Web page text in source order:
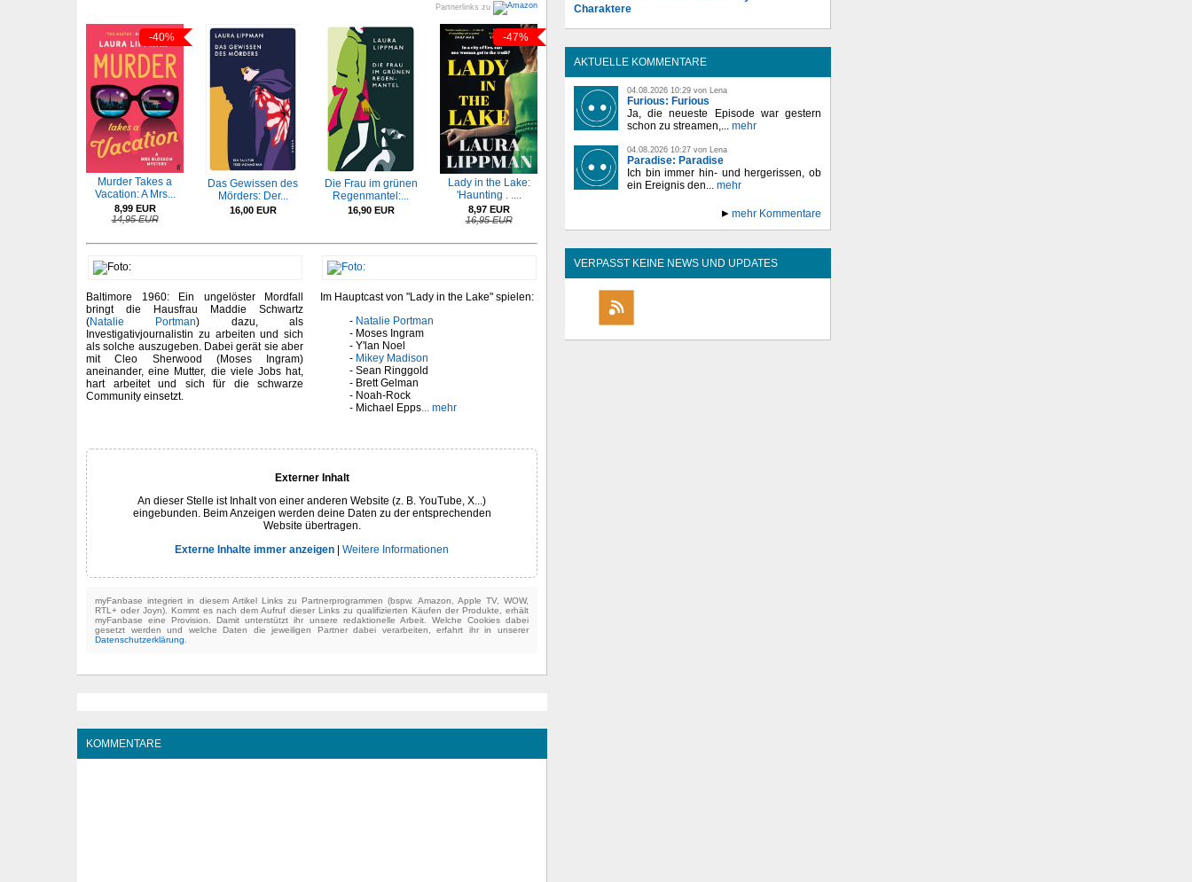
Partnerlinks zu
-40%
Murder Takes a
Vacation: A Mrs...
8,99 EUR
14,95 EUR
Das Gewissen des
Mörders: Der...
16,00 EUR
Die Frau im grünen
Regenmantel:...
16,90 EUR
-47%
Lady in the Lake:
'Haunting . ....
8,97 EUR
16,95 EUR
Baltimore 1960: Ein ungelöster Mordfall
bringt die Hausfrau Maddie Schwartz
(Natalie Portman) dazu, als
Investigativjournalistin zu arbeiten und sich
als solche auszugeben. Dabei gerät sie aber
mit Cleo Sherwood (Moses Ingram)
aneinander, eine Mutter, die viele Jobs hat,
hart arbeitet und sich für die schwarze
Community einsetzt.
Im Hauptcast von "Lady in the Lake" spielen:
Natalie Portman
Moses Ingram
Y'lan Noel
Mikey Madison
Sean Ringgold
Brett Gelman
Noah-Rock
Michael Epps ... mehr
Externer Inhalt
An dieser Stelle ist Inhalt von einer anderen Website (z. B. YouTube, X...)
eingebunden. Beim Anzeigen werden deine Daten zu der entsprechenden
Website übertragen.
Externe Inhalte immer anzeigen | Weitere Informationen
myFanbase integriert in diesem Artikel Links zu Partnerprogrammen (bspw. Amazon, Apple TV, WOW,
RTL+ oder Joyn). Kommt es nach dem Aufruf dieser Links zu qualifizierten Käufen der Produkte, erhält
myFanbase eine Provision. Damit unterstützt ihr unsere redaktionelle Arbeit. Welche Cookies dabei
gesetzt werden und welche Daten die jeweiligen Partner dabei verarbeiten, erfahrt ihr in unserer
Datenschutzerklärung.
KOMMENTARE
Charaktere
AKTUELLE KOMMENTARE
04.08.2026 10:29 von Lena
Furious: Furious
Ja, die neueste Episode war gestern
schon zu streamen,... mehr
04.08.2026 10:27 von Lena
Paradise: Paradise
Ich bin immer hin- und hergerissen, ob
ein Ereignis den... mehr
mehr Kommentare
VERPASST KEINE NEWS UND UPDATES